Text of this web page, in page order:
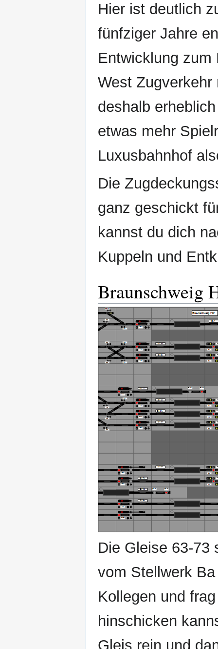
Hier ist deutlich
fünfziger Jahre
Entwicklung zum
West
deshalb
etwas mehr
Luxusbahnhof
Die
ganz geschickt
kannst du dich
Kuppeln und
Braunschweig
Die Gleise 63‐73
vom Stellwerk
Kollegen und
hinschicken
Gleis rein und